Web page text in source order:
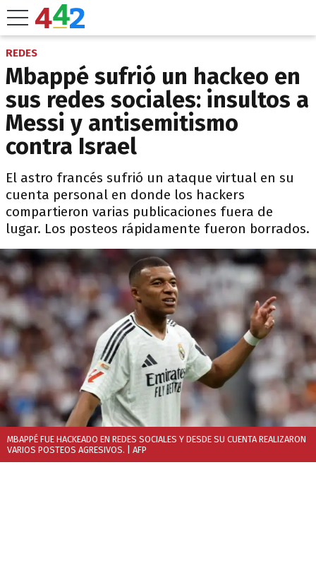
REDES
Mbappé sufrió un hackeo en
sus redes sociales: insultos a
Messi y antisemitismo
contra Israel
El astro francés sufrió un ataque virtual en su
cuenta personal en donde los hackers
compartieron varias publicaciones fuera de
lugar. Los posteos rápidamente fueron borrados.
MBAPPÉ FUE HACKEADO EN REDES SOCIALES Y DESDE SU CUENTA REALIZARON
VARIOS POSTEOS AGRESIVOS. | AFP